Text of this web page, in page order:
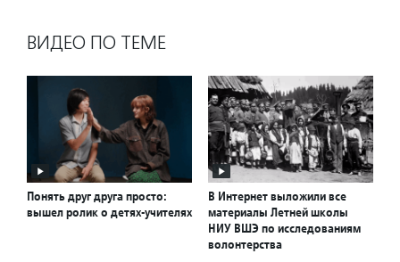
ВИДЕО ПО ТЕМЕ
Понять друг друга просто:
вышел ролик о детях-учителях
В Интернет выложили все
материалы Летней школы
НИУ ВШЭ по исследованиям
волонтерства